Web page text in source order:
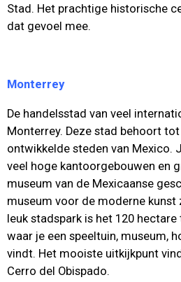
Stad. Het prachtige historische
dat gevoel mee.
Monterrey
De handelsstad van veel
Monterrey. Deze stad behoort
ontwikkelde steden van Mexico.
veel hoge kantoorgebouwen en
museum van de Mexicaanse
museum voor de moderne kunst
leuk stadspark is het 120
waar je een speeltuin, museum,
vindt. Het mooiste uitkijkpunt
Cerro del Obispado.